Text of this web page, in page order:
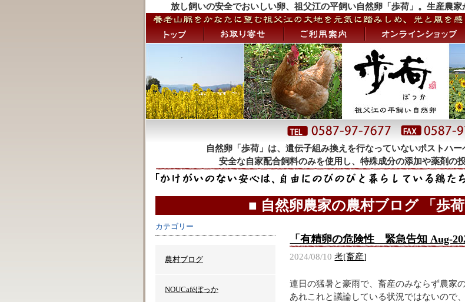
放し飼いの安全でおいしい卵、祖父江の平飼い自然卵「歩荷」。生産農家
自然卵「歩荷」は、遺伝子組み換えを行なっていないポストハ
安全な自家配合飼料のみを使用し、特殊成分の添加や薬剤の
■ 自然卵農家の農村ブログ 「歩
「有精卵の危険性 緊急告知 Aug-
2024/08/10考[畜産]
連日の猛暑と豪雨で、畜産のみならず農家
あれこれと議論している状況ではないので
カテゴリー
農村ブログ
NOUCaféぼっか